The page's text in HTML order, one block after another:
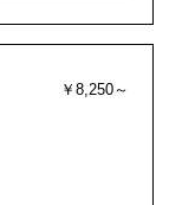
￥8,250～